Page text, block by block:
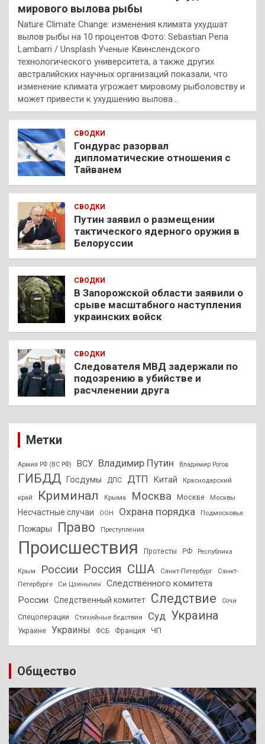
мирового вылова рыбы
Nature Climate Change: изменения климата ухудшат
вылов рыбы на 10 процентов Фото: Sebastian Pena
Lambarri / Unsplash Ученые Квинслендского
технологического университета, а также других
австралийских научных организаций показали, что
изменение климата угрожает мировому рыболовству и
может привести к ухудшению вылова…
СВОДКИ
Гондурас разорвал
дипломатические отношения с
Тайванем
СВОДКИ
Путин заявил о размещении
тактического ядерного оружия в
Белоруссии
СВОДКИ
В Запорожской области заявили о
срыве масштабного наступления
украинских войск
СВОДКИ
Следователя МВД задержали по
подозрению в убийстве и
расчленении друга
Метки
Армия РФ (ВС РФ) ВСУ Владимир Путин Владимир Рогов
ГИБДД Госдумы ДПС ДТП Китай Краснодарский
край Криминал Крыма Москва Москве Москвы
Несчастные случаи ООН Охрана порядка Подмосковье
Пожары Право Преступления
Происшествия Протесты РФ Республика
Крым России Россия США Санкт-Петербург
Санкт-
Петербурге
Си Цзиньпин
Следственного комитета
России
Следственный комитет Следствие Сочи
Спецоперации Стихийные бедствия Суд Украина
Украине Украины ФСБ Франция ЧП
Общество